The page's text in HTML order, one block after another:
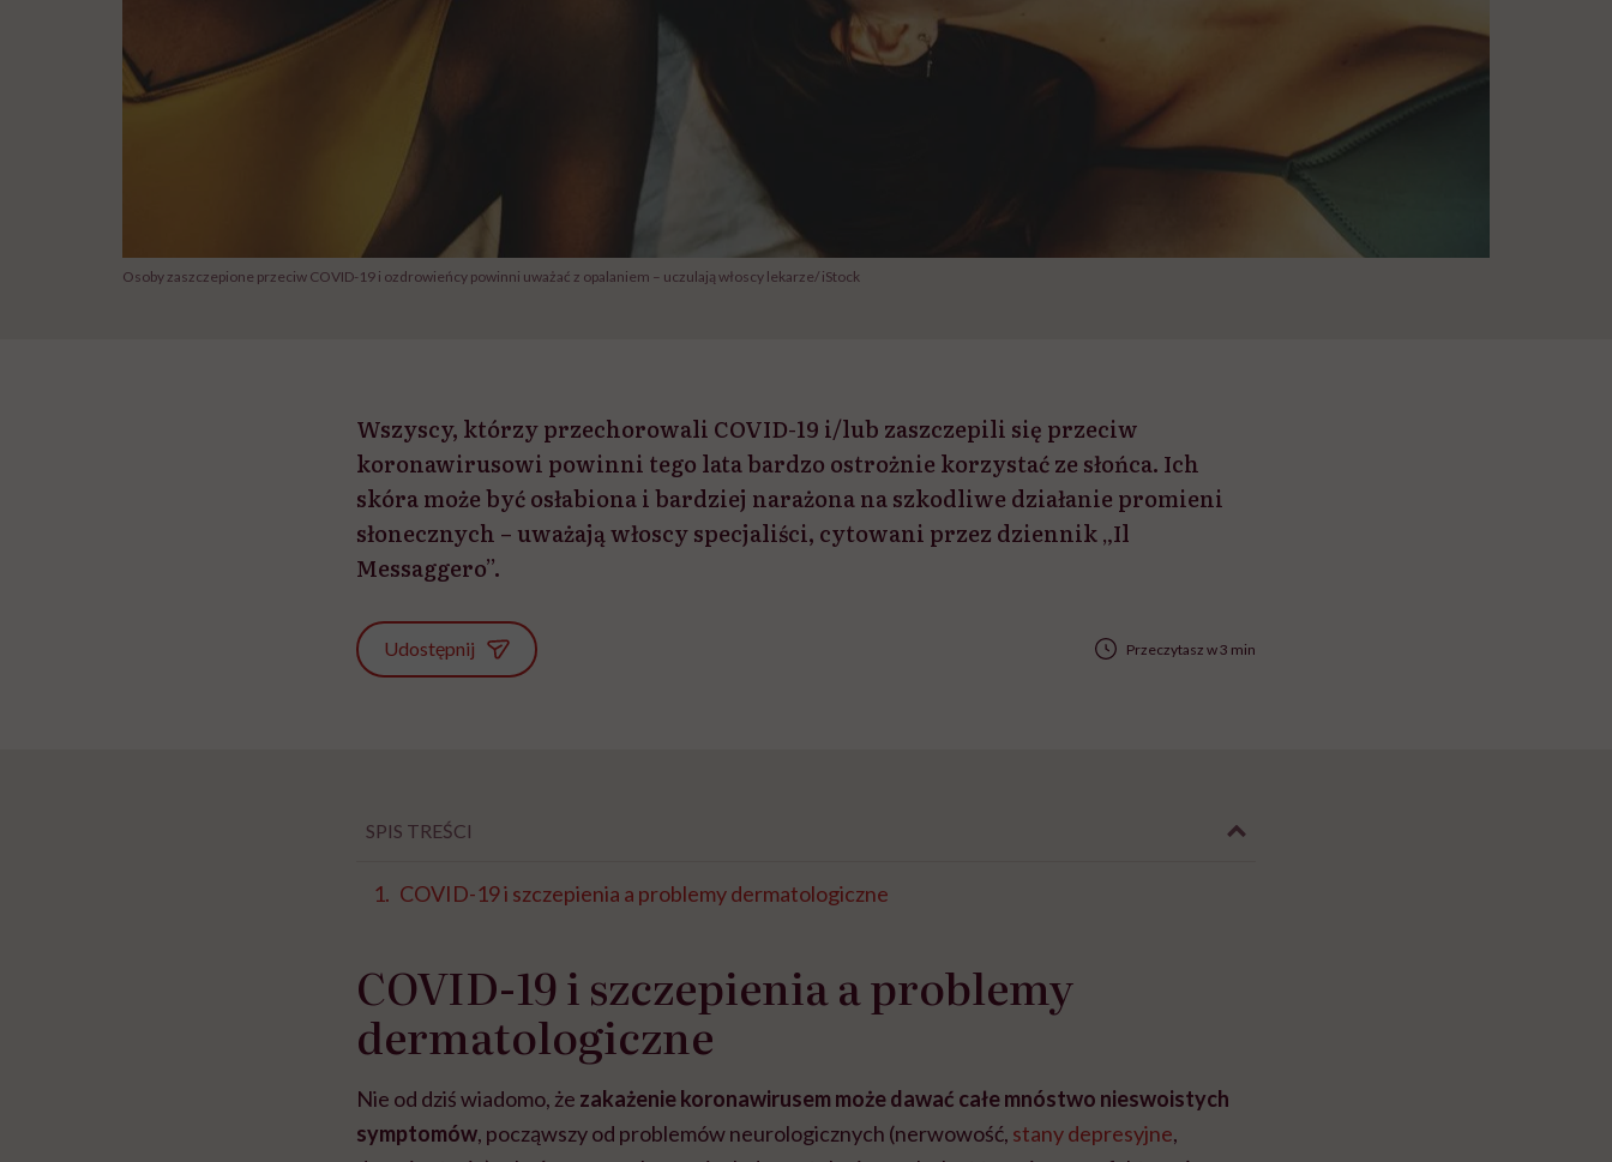
Osoby zaszczepione przeciw COVID-19 i ozdrowieńcy powinni uważać z opalaniem – uczulają włoscy lekarze/ iStock
Wszyscy, którzy przechorowali COVID-19 i/lub zaszczepili się przeciw
koronawirusowi powinni tego lata bardzo ostrożnie korzystać ze słońca. Ich
skóra może być osłabiona i bardziej narażona na szkodliwe działanie promieni
słonecznych – uważają włoscy specjaliści, cytowani przez dziennik „Il
Messaggero”.
Udostępnij Przeczytasz w 3 min
SPIS TREŚCI
COVID-19 i szczepienia a problemy dermatologiczne
COVID-19 i szczepienia a problemy
dermatologiczne
Nie od dziś wiadomo, że zakażenie koronawirusem może dawać całe mnóstwo nieswoistych
symptomów, począwszy od problemów neurologicznych (nerwowość, stany depresyjne,